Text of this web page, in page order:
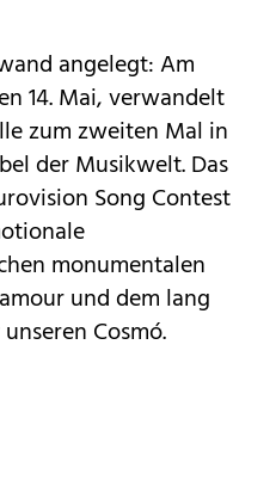
angelegt: Am
14. Mai, verwandelt
zum zweiten Mal in
der Musikwelt. Das
Song Contest
monumentalen
und dem lang
Cosmó.